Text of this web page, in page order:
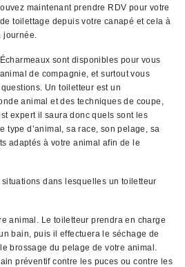
maintenant prendre RDV pour votre
toilettage depuis votre canapé et cela à
journée.
sont disponibles pour vous
de compagnie, et surtout vous
Un toiletteur est un
animal et des techniques de coupe,
expert il saura donc quels sont les
type d’animal, sa race, son pelage, sa
adaptés à votre animal afin de le
dans lesquelles un toiletteur
animal. Le toiletteur prendra en charge
bain, puis il effectuera le séchage de
brossage du pelage de votre animal.
préventif contre les puces ou contre les